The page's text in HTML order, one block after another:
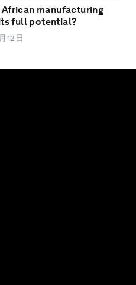
African manufacturing
full potential?
12日